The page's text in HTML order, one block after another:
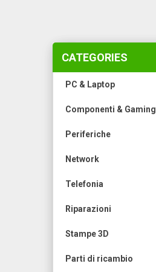
CATEGORIES
PC & Laptop
Componenti & Gaming
Periferiche
Network
Telefonia
Riparazioni
Stampe 3D
Parti di ricambio